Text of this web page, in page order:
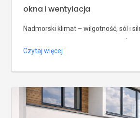
okna i wentylacja
Nadmorski klimat – wilgotność, sól i
Międzyzdrojach i okolicach
wentylacja nadmorska (nawiewniki
sól), pielęgnacja okuć
Czytaj więcej